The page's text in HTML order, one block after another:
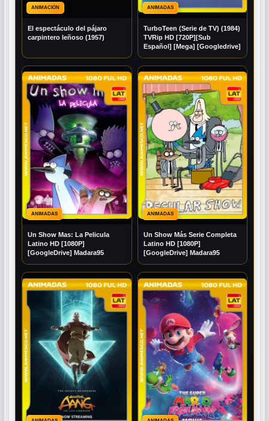
ANIMACIÓN
El espectáculo del pájaro
carpintero leñoso (1957)
ANIMADAS
TurboTeen (Serie de TV) (1984)
TVRip HD [720P][Sub
Español] [Mega] [Googledrive]
ANIMADAS
Un Show Mas: La Pelicula
Latino HD [1080P]
[GoogleDrive] Madara95
ANIMADAS
Un Show Más Serie Completa
Latino HD [1080P]
[GoogleDrive] Madara95